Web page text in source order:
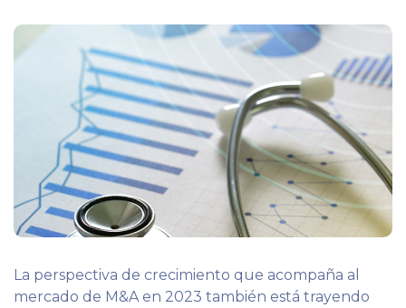
La perspectiva de crecimiento que acompaña al
mercado de M&A en 2023 también está trayendo